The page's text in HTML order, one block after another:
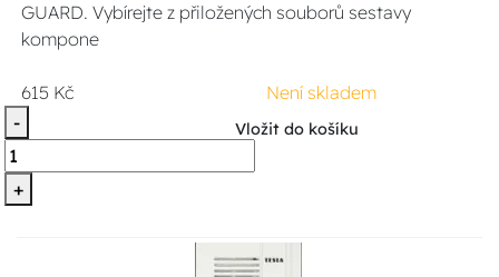
GUARD. Vybírejte z přiložených souborů sestavy
kompone
615 Kč
Není skladem
-
+
Vložit do košíku